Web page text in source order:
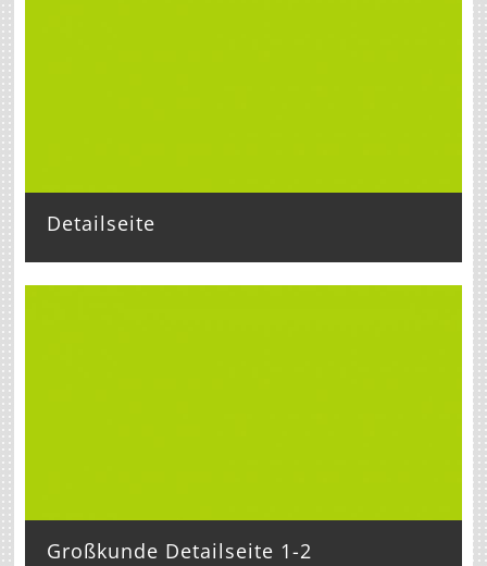
Detailseite
Großkunde Detailseite 1-2